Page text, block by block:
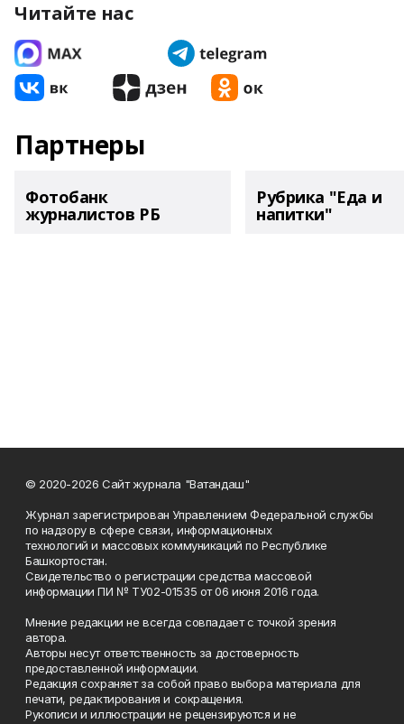
Читайте нас
Партнеры
Фотобанк
журналистов РБ
Рубрика "Еда и
напитки"
© 2020-2026 Сайт журнала "Ватандаш"
Журнал зарегистрирован Управлением Федеральной службы
по надзору в сфере связи, информационных
технологий и массовых коммуникаций по Республике
Башкортостан.
Свидетельство о регистрации средства массовой
информации ПИ № ТУ02-01535 от 06 июня 2016 года.
Мнение редакции не всегда совпадает с точкой зрения
автора.
Авторы несут ответственность за достоверность
предоставленной информации.
Редакция сохраняет за собой право выбора материала для
печати, редактирования и сокращения.
Рукописи и иллюстрации не рецензируются и не